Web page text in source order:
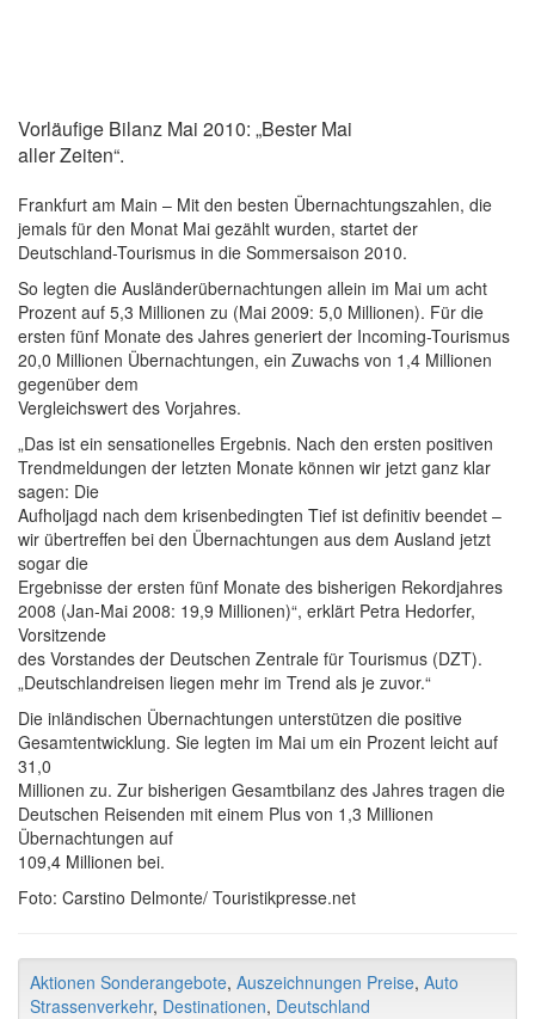
Vorläufige Bilanz Mai 2010: „Bester Mai
aller Zeiten“.
Frankfurt am Main – Mit den besten Übernachtungszahlen, die
jemals für den Monat Mai gezählt wurden, startet der
Deutschland-Tourismus in die Sommersaison 2010.
So legten die Ausländerübernachtungen allein im Mai um acht
Prozent auf 5,3 Millionen zu (Mai 2009: 5,0 Millionen). Für die
ersten fünf Monate des Jahres generiert der Incoming-Tourismus
20,0 Millionen Übernachtungen, ein Zuwachs von 1,4 Millionen
gegenüber dem
Vergleichswert des Vorjahres.
„Das ist ein sensationelles Ergebnis. Nach den ersten positiven
Trendmeldungen der letzten Monate können wir jetzt ganz klar
sagen: Die
Aufholjagd nach dem krisenbedingten Tief ist definitiv beendet –
wir übertreffen bei den Übernachtungen aus dem Ausland jetzt
sogar die
Ergebnisse der ersten fünf Monate des bisherigen Rekordjahres
2008 (Jan-Mai 2008: 19,9 Millionen)“, erklärt Petra Hedorfer,
Vorsitzende
des Vorstandes der Deutschen Zentrale für Tourismus (DZT).
„Deutschlandreisen liegen mehr im Trend als je zuvor.“
Die inländischen Übernachtungen unterstützen die positive
Gesamtentwicklung. Sie legten im Mai um ein Prozent leicht auf
31,0
Millionen zu. Zur bisherigen Gesamtbilanz des Jahres tragen die
Deutschen Reisenden mit einem Plus von 1,3 Millionen
Übernachtungen auf
109,4 Millionen bei.
Foto: Carstino Delmonte/ Touristikpresse.net
Aktionen Sonderangebote, Auszeichnungen Preise, Auto
Strassenverkehr, Destinationen, Deutschland